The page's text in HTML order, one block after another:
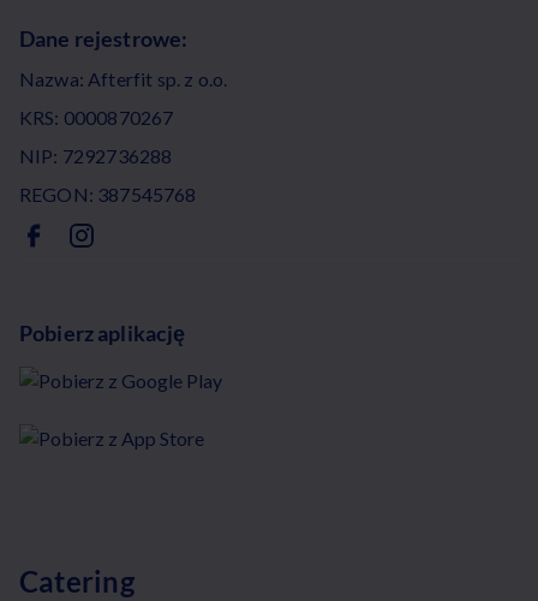
Dane rejestrowe:
Nazwa: Afterfit sp. z o.o.
KRS: 0000870267
NIP: 7292736288
REGON: 387545768
Pobierz aplikację
Catering